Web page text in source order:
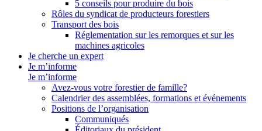
5 conseils pour produire du bois
Rôles du syndicat de producteurs forestiers
Transport des bois
Réglementation sur les remorques et sur les
machines agricoles
Je cherche un expert
Je m’informe
Je m’informe
Avez-vous votre forestier de famille?
Calendrier des assemblées, formations et événements
Positions de l’organisation
Communiqués